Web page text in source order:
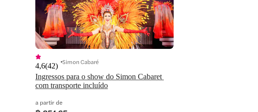
Ingressos para o show do Simon Cabaret
com transporte incluído
4,6(42) Simon Cabaré
a partir de